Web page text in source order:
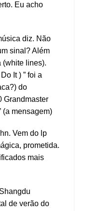
Eu acho
diz. Não
sinal? Além
(white lines).
It ) ” foi a
do
Grandmaster
(a mensagem)
Vem do lp
prometida.
mais
de verão do